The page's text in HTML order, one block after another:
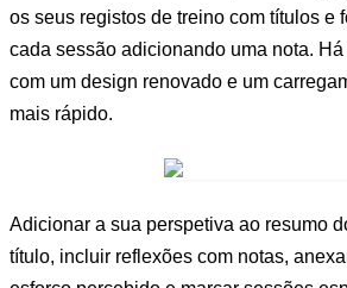
os seus registos de treino com títulos e
cada sessão adicionando uma nota.
com um design renovado e um
mais rápido.
Adicionar a sua perspetiva ao resumo
título, incluir reflexões com notas,